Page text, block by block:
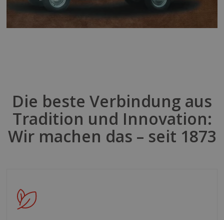
Die beste Verbindung aus
Tradition und Innovation:
Wir machen das – seit 1873